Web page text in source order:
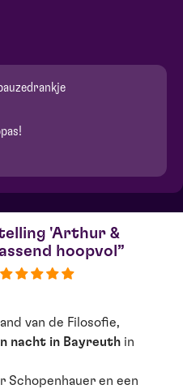
'Arthur &
hoopvol
van de Filosofie,
nacht in Bayreuth in
Schopenhauer en een